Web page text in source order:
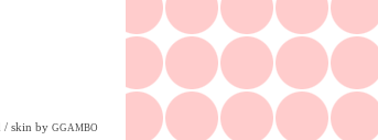
/ skin by GGAMBO